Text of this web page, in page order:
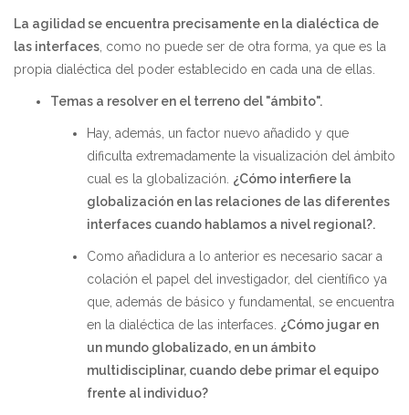
La agilidad se encuentra precisamente en la dialéctica de
las interfaces , como no puede ser de otra forma, ya que es la
propia dialéctica del poder establecido en cada una de ellas.
Temas a resolver en el terreno del "ámbito".
Hay, además, un factor nuevo añadido y que
dificulta extremadamente la visualización del ámbito
cual es la globalización. ¿Cómo interfiere la
globalización en las relaciones de las diferentes
interfaces cuando hablamos a nivel regional?.
Como añadidura a lo anterior es necesario sacar a
colación el papel del investigador, del científico ya
que, además de básico y fundamental, se encuentra
en la dialéctica de las interfaces. ¿Cómo jugar en
un mundo globalizado, en un ámbito
multidisciplinar, cuando debe primar el equipo
frente al individuo?